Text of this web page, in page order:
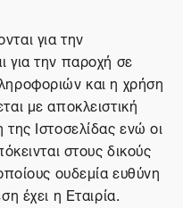
για την
για την παροχή σε
και η χρήση
με αποκλειστική
Ιστοσελίδας ενώ οι
στους δικούς
ουδεμία ευθύνη
έχει η Εταιρία.